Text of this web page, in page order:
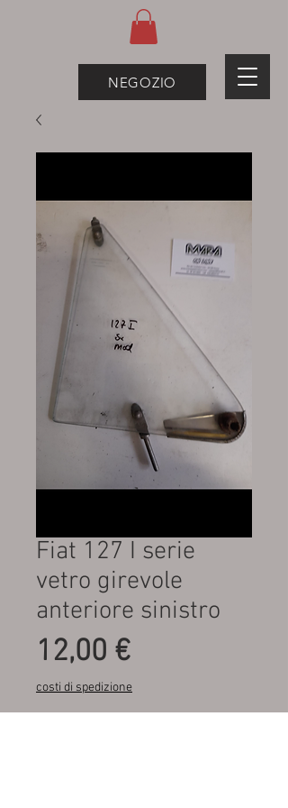
NEGOZIO
Fiat 127 I serie
vetro girevole
anteriore sinistro
12,00 €Prezzo
costi di spedizione